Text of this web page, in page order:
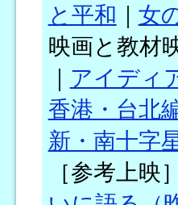
と平和
女
映画と教材
アイディ
香港・台北
新・南十字
［参考上映］